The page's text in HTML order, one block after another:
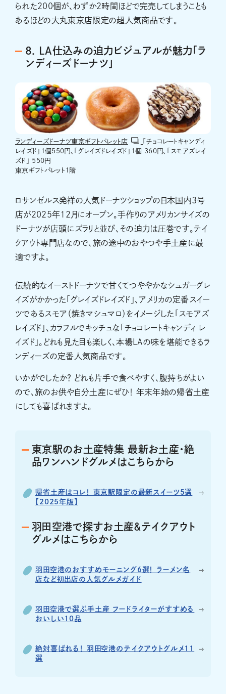
られた200個が、わずか2時間ほどで完売してしまうことも
あるほどの大丸東京店限定の超人気商品です。
8. LA仕込みの迫力ビジュアルが魅力「ラ
ンディーズドーナツ」
ランディーズドーナツ東京ギフトパレット店
「チョコレートキャンディ
レイズド」１個550円、「グレイズドレイズド」１個 360円、「スモアズレイ
ズド」 550円
東京ギフトパレット１階
ロサンゼルス発祥の人気ドーナツショップの日本国内3号
店が2025年12月にオープン。手作りのアメリカンサイズの
ドーナツが店頭にズラリと並び、その迫力は圧巻です。テイ
クアウト専門店なので、旅の途中のおやつや手土産に最
適ですよ。
伝統的なイーストドーナツで甘くてつややかなシュガーグレ
イズがかかった「グレイズドレイズド」、アメリカの定番スイー
ツであるスモア（焼きマシュマロ）をイメージした「スモアズ
レイズド」、カラフルでキッチュな「チョコレートキャンディ レ
イズド」。どれも見た目も楽しく、本場LAの味を堪能できるラ
ンディーズの定番人気商品です。
いかがでしたか？ どれも片手で食べやすく、腹持ちがよい
ので、旅のお供や自分土産にぜひ！ 年末年始の帰省土産
にしても喜ばれますよ。
東京駅のお土産特集 最新お土産・絶
品ワンハンドグルメはこちらから
帰省土産はコレ！ 東京駅限定の最新スイーツ5選
【2025年版】
羽田空港で探すお土産＆テイクアウト
グルメはこちらから
羽田空港のおすすめモーニング6選！ ラーメン名
店など初出店の人気グルメガイド
羽田空港で選ぶ手土産 フードライターがすすめる
おいしい10品
絶対喜ばれる！ 羽田空港のテイクアウトグルメ11
選